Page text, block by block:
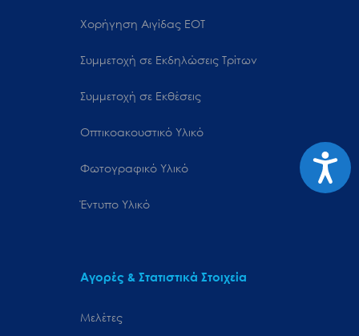
Χορήγηση Αιγίδας ΕΟΤ
Συμμετοχή σε Εκδηλώσεις Τρίτων
Συμμετοχή σε Εκθέσεις
Οπτικοακουστικό Υλικό
Φωτογραφικό Υλικό
Έντυπο Υλικό
Αγορές & Στατιστικά Στοιχεία
Μελέτες